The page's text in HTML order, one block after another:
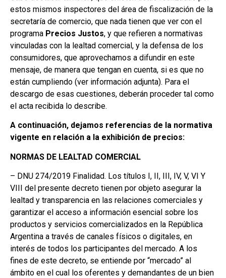
estos mismos inspectores del área de fiscalización de la
secretaría de comercio, que nada tienen que ver con el
programa Precios Justos, y que refieren a normativas
vinculadas con la lealtad comercial, y la defensa de los
consumidores, que aprovechamos a difundir en este
mensaje, de manera que tengan en cuenta, si es que no
están cumpliendo (ver información adjunta). Para el
descargo de esas cuestiones, deberán proceder tal como
el acta recibida lo describe.
A continuación, dejamos referencias de la normativa
vigente en relación a la exhibición de precios:
NORMAS DE LEALTAD COMERCIAL
– DNU 274/2019 Finalidad. Los títulos I, II, III, IV, V, VI Y
VIII del presente decreto tienen por objeto asegurar la
lealtad y transparencia en las relaciones comerciales y
garantizar el acceso a información esencial sobre los
productos y servicios comercializados en la República
Argentina a través de canales físicos o digitales, en
interés de todos los participantes del mercado. A los
fines de este decreto, se entiende por “mercado” al
ámbito en el cual los oferentes y demandantes de un bien